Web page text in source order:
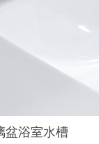
盆浴室水槽